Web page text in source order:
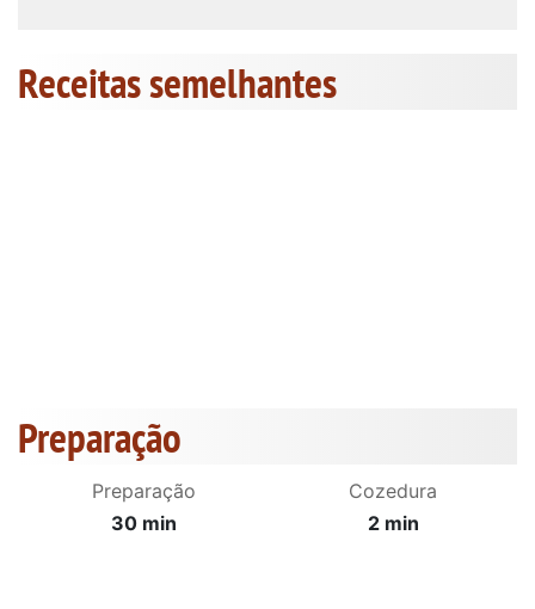
Receitas semelhantes
Preparação
Preparação
30 min
Cozedura
2 min